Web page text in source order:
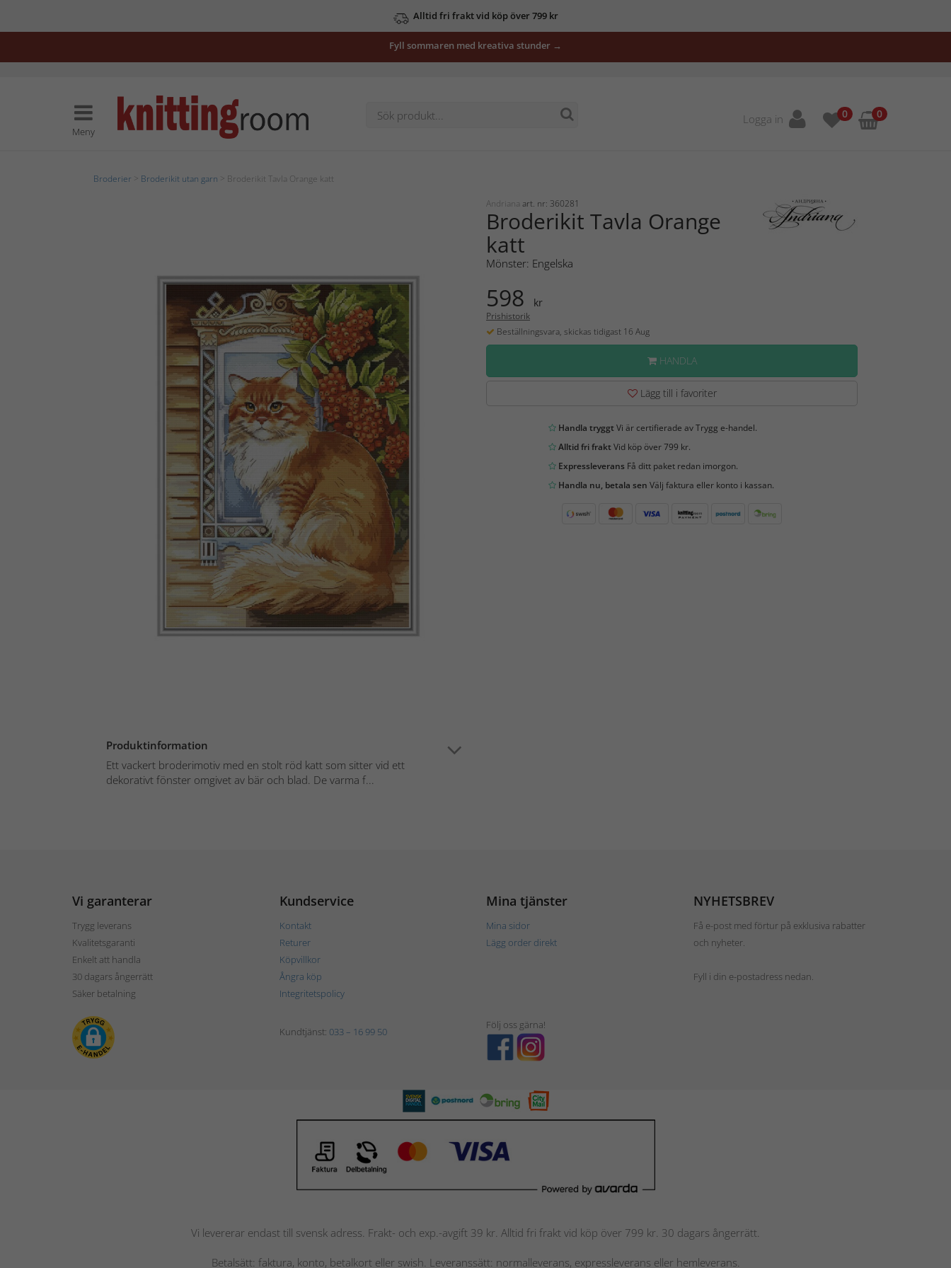
Alltid fri frakt vid köp över 799 kr
Fyll sommaren med kreativa stunder →
Meny
Logga in 0 0
Broderier Broderikit utan garn > Broderikit Tavla Orange katt
Produktinformation
Ett vackert broderimotiv med en stolt röd katt som sitter vid ett
dekorativt fönster omgivet av bär och blad. De varma f...
Andriana art. nr: 360281
Broderikit Tavla Orange
katt
Mönster: Engelska
598 kr
Prishistorik
Beställningsvara, skickas tidigast 16 Aug
HANDLA
Lägg till i favoriter
Handla tryggtVi är certifierade av Trygg e-handel.
Alltid fri fraktVid köp över 799 kr.
ExpressleveransFå ditt paket redan imorgon.
Handla nu, betala sen Välj faktura eller konto i kassan.
Vi garanterar
Trygg leverans
Kvalitetsgaranti
Enkelt att handla
30 dagars ångerrätt
Säker betalning
Kundservice
Kontakt
Returer
Köpvillkor
Ångra köp
Integritetspolicy
Mina tjänster
Mina sidor
Lägg order direkt
NYHETSBREV
Få e-post med förtur på exklusiva rabatter
och nyheter.
Fyll i din e-postadress nedan.
Kundtjänst: 033 – 16 99 50
Följ oss gärna!
Vi levererar endast till svensk adress. Frakt- och exp.-avgift 39 kr. Alltid fri frakt vid köp över 799 kr. 30 dagars ångerrätt.
Betalsätt: faktura, konto, betalkort eller swish. Leveranssätt: normalleverans, expressleverans eller hemleverans.